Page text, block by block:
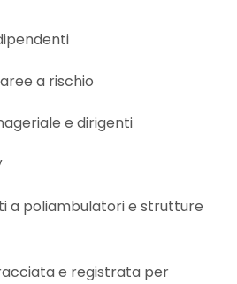
a rischio
e dirigenti
a poliambulatori e strutture
e registrata per